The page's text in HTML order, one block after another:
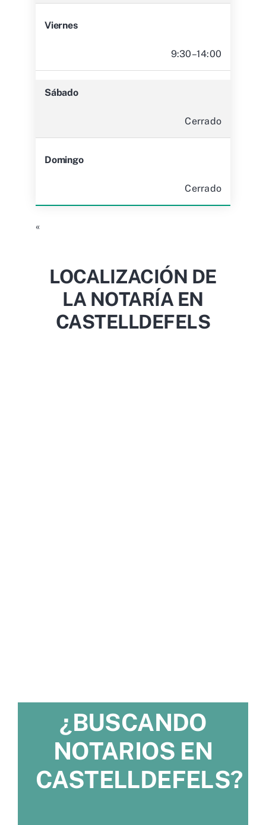
Viernes
9:30–14:00
Sábado
Cerrado
Domingo
Cerrado
«
LOCALIZACIÓN DE
LA NOTARÍA EN
CASTELLDEFELS
¿BUSCANDO
NOTARIOS EN
CASTELLDEFELS?